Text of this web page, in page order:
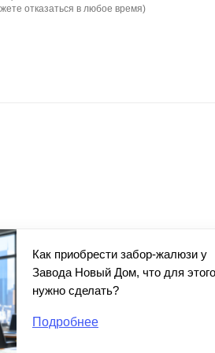
отказаться в любое время)
Как приобрести забор-жалюзи у
Завода Новый Дом, что для этого
нужно сделать?
Подробнее